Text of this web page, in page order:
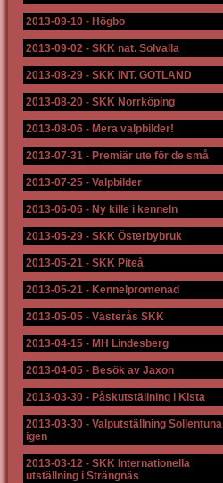
2013-09-10 - Högbo
2013-09-02 - SKK nat. Solvalla
2013-08-29 - SKK INT. GOTLAND
2013-08-20 - SKK Norrköping
2013-08-06 - Mera valpbilder!
2013-07-31 - Premiär ute för de små
2013-07-25 - Valpbilder
2013-06-06 - Ny kille i kenneln
2013-05-29 - SKK Österbybruk
2013-05-21 - SKK Piteå
2013-05-21 - Kennelpromenad
2013-05-05 - Västerås SKK
2013-04-15 - MH Lindesberg
2013-04-05 - Besök av Jaxon
2013-03-30 - Påskutställning i Kista
2013-03-30 - Valputställning Sollentuna
igen
2013-03-12 - SKK Internationella
utställning i Strängnäs